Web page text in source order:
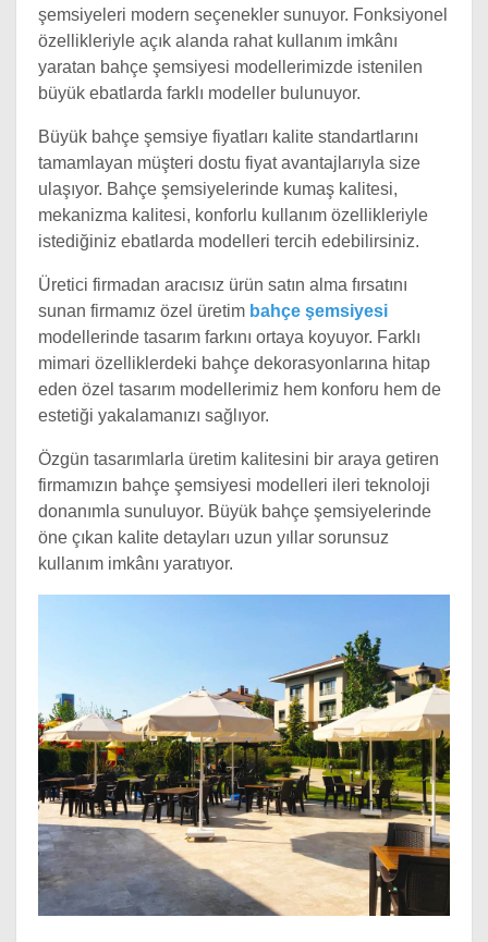
şemsiyeleri modern seçenekler sunuyor. Fonksiyonel
özellikleriyle açık alanda rahat kullanım imkânı
yaratan bahçe şemsiyesi modellerimizde istenilen
büyük ebatlarda farklı modeller bulunuyor.
Büyük bahçe şemsiye fiyatları kalite standartlarını
tamamlayan müşteri dostu fiyat avantajlarıyla size
ulaşıyor. Bahçe şemsiyelerinde kumaş kalitesi,
mekanizma kalitesi, konforlu kullanım özellikleriyle
istediğiniz ebatlarda modelleri tercih edebilirsiniz.
Üretici firmadan aracısız ürün satın alma fırsatını
sunan firmamız özel üretim bahçe şemsiyesi
modellerinde tasarım farkını ortaya koyuyor. Farklı
mimari özelliklerdeki bahçe dekorasyonlarına hitap
eden özel tasarım modellerimiz hem konforu hem de
estetiği yakalamanızı sağlıyor.
Özgün tasarımlarla üretim kalitesini bir araya getiren
firmamızın bahçe şemsiyesi modelleri ileri teknoloji
donanımla sunuluyor. Büyük bahçe şemsiyelerinde
öne çıkan kalite detayları uzun yıllar sorunsuz
kullanım imkânı yaratıyor.